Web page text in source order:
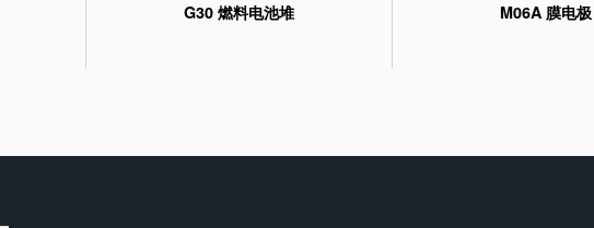
G30 燃料电池堆 M06A 膜电极